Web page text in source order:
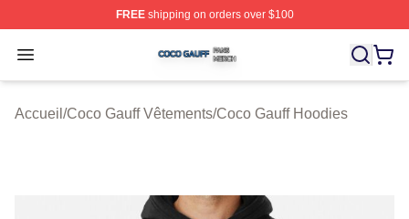
FREEshipping on orders over $100
Open menu
Coco Gauff Shop ⚡️ Officially Licensed Coco Gauff
Accueil /Coco Gauff Vêtements/Coco Gauff Hoodies